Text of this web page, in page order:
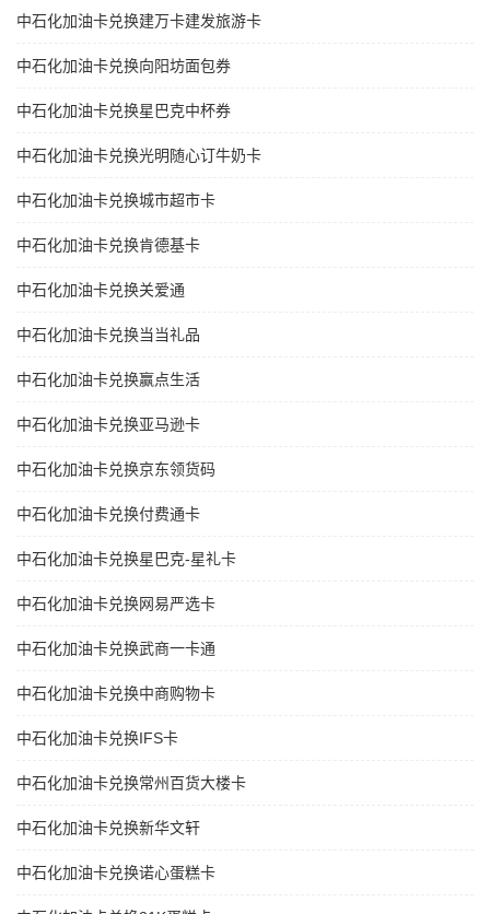
中石化加油卡兑换建万卡建发旅游卡
中石化加油卡兑换向阳坊面包券
中石化加油卡兑换星巴克中杯券
中石化加油卡兑换光明随心订牛奶卡
中石化加油卡兑换城市超市卡
中石化加油卡兑换肯德基卡
中石化加油卡兑换关爱通
中石化加油卡兑换当当礼品
中石化加油卡兑换赢点生活
中石化加油卡兑换亚马逊卡
中石化加油卡兑换京东领货码
中石化加油卡兑换付费通卡
中石化加油卡兑换星巴克-星礼卡
中石化加油卡兑换网易严选卡
中石化加油卡兑换武商一卡通
中石化加油卡兑换中商购物卡
中石化加油卡兑换IFS卡
中石化加油卡兑换常州百货大楼卡
中石化加油卡兑换新华文轩
中石化加油卡兑换诺心蛋糕卡